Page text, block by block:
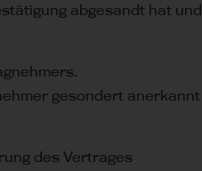
abgesandt hat und
gesondert anerkannt
des Vertrages